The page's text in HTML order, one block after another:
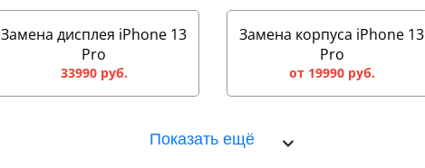
Замена дисплея iPhone 13
Pro
33990 руб.
Замена корпуса iPhone 13
Pro
от 19990 руб.
Показать ещё